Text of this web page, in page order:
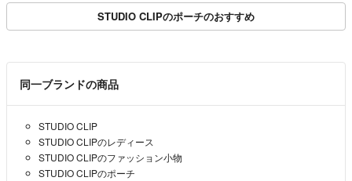
STUDIO CLIPのポーチのおすすめ
同一ブランドの商品
STUDIO CLIP
STUDIO CLIPのレディース
STUDIO CLIPのファッション小物
STUDIO CLIPのポーチ